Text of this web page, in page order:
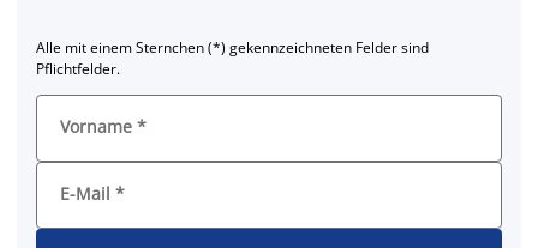
Alle mit einem Sternchen (*) gekennzeichneten Felder sind
Pflichtfelder.
Vorname *
E-Mail *